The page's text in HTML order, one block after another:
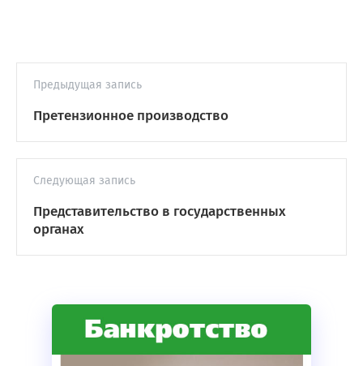
Предыдущая запись
Претензионное производство
Следующая запись
Представительство в государственных
органах